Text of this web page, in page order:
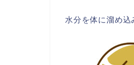
水分を体に溜め込